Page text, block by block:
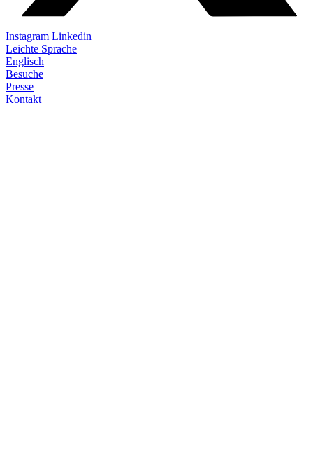
Instagram Linkedin
Leichte Sprache
Englisch
Besuche
Presse
Kontakt